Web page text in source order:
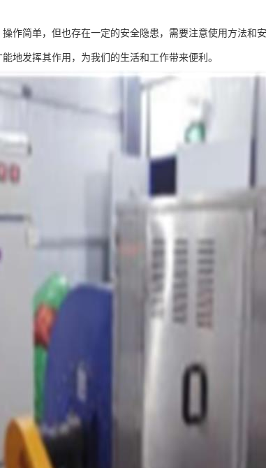
作简单，但也存在一定的安全隐患，需要注意使用方法和
地发挥其作用，为我们的生活和工作带来便利。